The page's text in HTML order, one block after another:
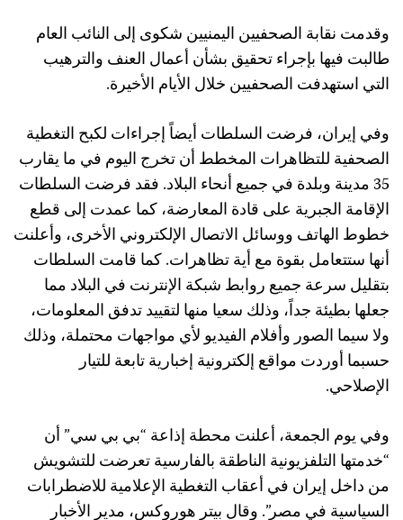
وقدمت نقابة الصحفيين اليمنيين شكوى إلى النائب العام
طالبت فيها بإجراء تحقيق بشأن أعمال العنف والترهيب
التي استهدفت الصحفيين خلال الأيام الأخيرة.
وفي إيران، فرضت السلطات أيضاً إجراءات لكبح التغطية
الصحفية للتظاهرات المخطط أن تخرج اليوم في ما يقارب
35 مدينة وبلدة في جميع أنحاء البلاد. فقد فرضت السلطات
الإقامة الجبرية على قادة المعارضة، كما عمدت إلى قطع
خطوط الهاتف ووسائل الاتصال الإلكتروني الأخرى، وأعلنت
أنها ستتعامل بقوة مع أية تظاهرات. كما قامت السلطات
بتقليل سرعة جميع روابط شبكة الإنترنت في البلاد مما
جعلها بطيئة جداً، وذلك سعيا منها لتقييد تدفق المعلومات،
ولا سيما الصور وأفلام الفيديو لأي مواجهات محتملة، وذلك
حسبما أوردت مواقع إلكترونية إخبارية تابعة للتيار
الإصلاحي.
وفي يوم الجمعة، أعلنت محطة إذاعة “بي بي سي” أن
“خدمتها التلفزيونية الناطقة بالفارسية تعرضت للتشويش
من داخل إيران في أعقاب التغطية الإعلامية للاضطرابات
السياسية في مصر”. وقال بيتر هوروكس، مدير الأخبار